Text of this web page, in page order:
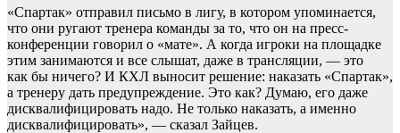
«Спартак» отправил письмо в лигу, в котором упоминается,
что они ругают тренера команды за то, что он на пресс-
конференции говорил о «мате». А когда игроки на площадке
этим занимаются и все слышат, даже в трансляции, — это
как бы ничего? И КХЛ выносит решение: наказать «Спартак»,
а тренеру дать предупреждение. Это как? Думаю, его даже
дисквалифицировать надо. Не только наказать, а именно
дисквалифицировать», — сказал Зайцев.